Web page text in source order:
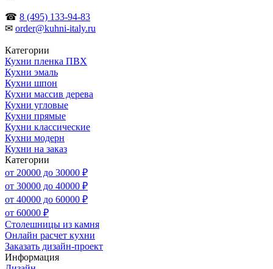
☎ 8 (495) 133-94-83
✉ order@kuhni-italy.ru
Категории
Кухни пленка ПВХ
Кухни эмаль
Кухни шпон
Кухни массив дерева
Кухни угловые
Кухни прямые
Кухни классические
Кухни модерн
Кухни на заказ
Категории
от 20000 до 30000 ₽
от 30000 до 40000 ₽
от 40000 до 60000 ₽
от 60000 ₽
Столешницы из камня
Онлайн расчет кухни
Заказать дизайн-проект
Информация